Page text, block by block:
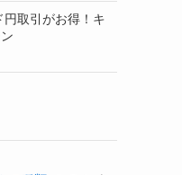
円取引がお得！キ